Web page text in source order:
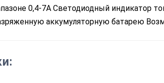
0,4-7А Светодиодный индикатор
аккумуляторную батарею